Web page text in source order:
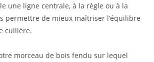
une ligne centrale, à la règle ou à la
permettre de mieux maîtriser l’équilibre
cuillère.
morceau de bois fendu sur lequel